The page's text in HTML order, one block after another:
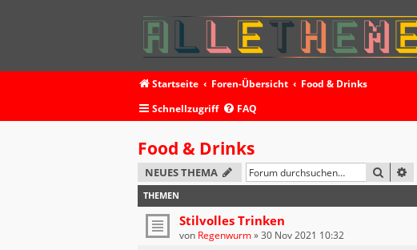
Startseite Foren-Übersicht
Food & Drinks
Schnellzugriff
FAQ
Food & Drinks
NEUES THEMA SUCHE
THEMEN
Stilvolles Trinken
von Regenwurm»30 Nov 2021 10:32